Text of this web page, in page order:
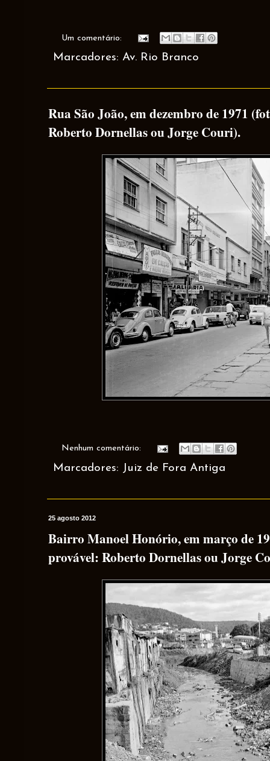
Um comentário:
Marcadores: Av. Rio Branco
Rua São João, em dezembro de 1971
Roberto Dornellas ou Jorge Couri).
Nenhum comentário:
Marcadores: Juiz de Fora Antiga
25 agosto 2012
Bairro Manoel Honório, em março de
provável: Roberto Dornellas ou Jorge